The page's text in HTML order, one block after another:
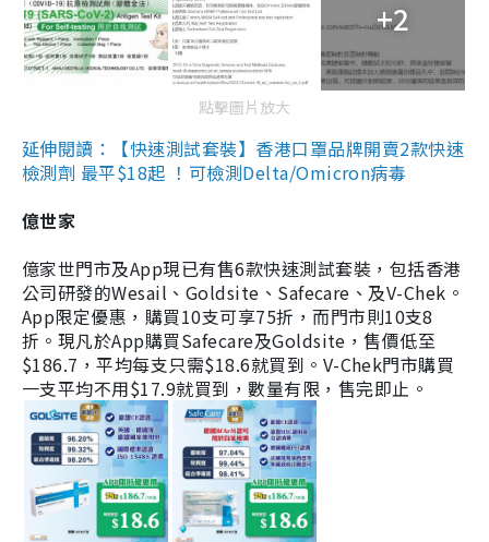
+2
點擊圖片放大
延伸閱讀：【快速測試套裝】香港口罩品牌開賣2款快速
檢測劑 最平$18起 ！可檢測Delta/Omicron病毒
億世家
億家世門市及App現已有售6款快速測試套裝，包括香港
公司研發的Wesail、Goldsite、Safecare、及V-Chek。
App限定優惠，購買10支可享75折，而門市則10支8
折。現凡於App購買Safecare及Goldsite，售價低至
$186.7，平均每支只需$18.6就買到。V-Chek門市購買
一支平均不用$17.9就買到，數量有限，售完即止。